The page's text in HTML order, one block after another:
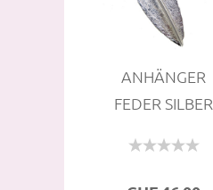
AN­HÄN­GER
FEDER SIL­BER
PERLE